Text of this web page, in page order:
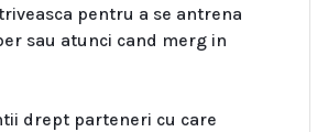
pentru a se antrena
sau atunci cand merg in
drept parteneri cu care